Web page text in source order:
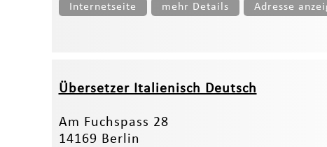
Internetseite mehr Details Adresse
Übersetzer Italienisch Deutsch
Am Fuchspass 28
14169 Berlin